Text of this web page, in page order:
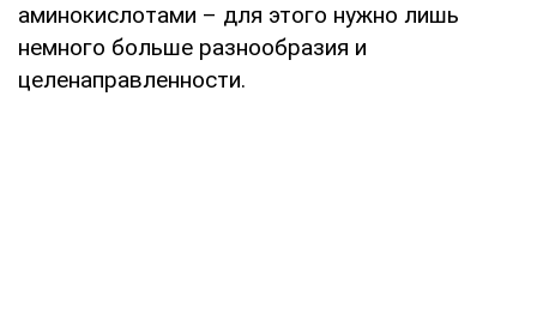
аминокислотами – для этого нужно лишь
немного больше разнообразия и
целенаправленности.